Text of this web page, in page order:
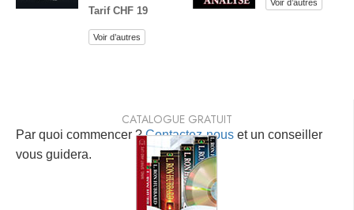
Tarif CHF 19
Voir d’autres
Voir d’autres
Par quoi commencer ?Contactez-nous et un conseiller
vous guidera.
CATALOGUE GRATUIT